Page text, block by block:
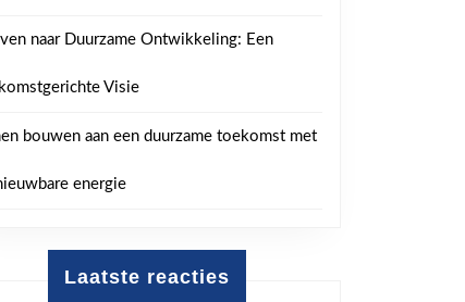
naar Duurzame Ontwikkeling: Een
Visie
bouwen aan een duurzame toekomst met
energie
Laatste reacties